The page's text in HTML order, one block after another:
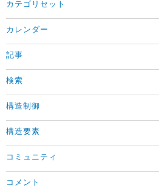
カテゴリセット
カレンダー
記事
検索
構造制御
構造要素
コミュニティ
コメント